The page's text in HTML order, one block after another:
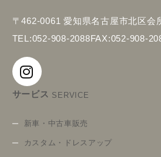
〒462-0061 愛知県名古屋市北区会
TEL:052-908-2088FAX:052-908-
サービス SERVICE
新車・中古車販売
カスタム・ドレスアップ